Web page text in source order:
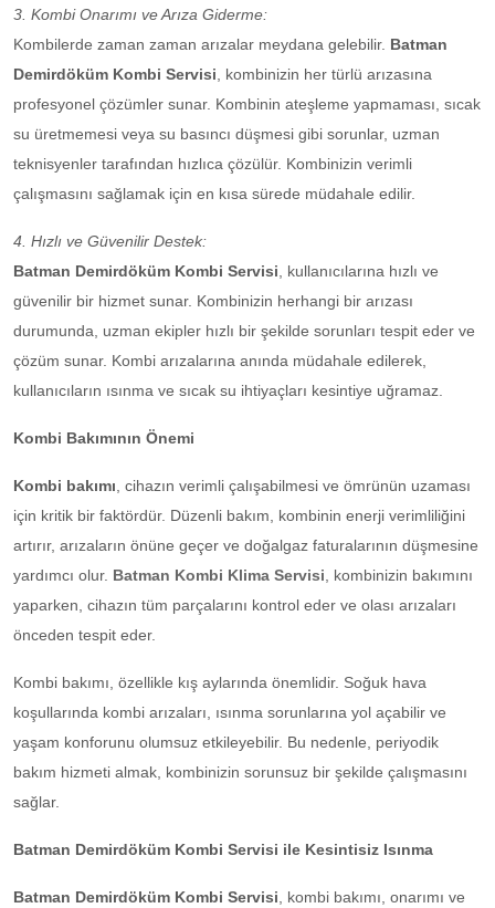
3. Kombi Onarımı ve Arıza Giderme:
Kombilerde zaman zaman arızalar meydana gelebilir. Batman
Demirdöküm Kombi Servisi, kombinizin her türlü arızasına
profesyonel çözümler sunar. Kombinin ateşleme yapmaması, sıcak
su üretmemesi veya su basıncı düşmesi gibi sorunlar, uzman
teknisyenler tarafından hızlıca çözülür. Kombinizin verimli
çalışmasını sağlamak için en kısa sürede müdahale edilir.
4. Hızlı ve Güvenilir Destek:
Batman Demirdöküm Kombi Servisi, kullanıcılarına hızlı ve
güvenilir bir hizmet sunar. Kombinizin herhangi bir arızası
durumunda, uzman ekipler hızlı bir şekilde sorunları tespit eder ve
çözüm sunar. Kombi arızalarına anında müdahale edilerek,
kullanıcıların ısınma ve sıcak su ihtiyaçları kesintiye uğramaz.
Kombi Bakımının Önemi
Kombi bakımı, cihazın verimli çalışabilmesi ve ömrünün uzaması
için kritik bir faktördür. Düzenli bakım, kombinin enerji verimliliğini
artırır, arızaların önüne geçer ve doğalgaz faturalarının düşmesine
yardımcı olur. Batman Kombi Klima Servisi, kombinizin bakımını
yaparken, cihazın tüm parçalarını kontrol eder ve olası arızaları
önceden tespit eder.
Kombi bakımı, özellikle kış aylarında önemlidir. Soğuk hava
koşullarında kombi arızaları, ısınma sorunlarına yol açabilir ve
yaşam konforunu olumsuz etkileyebilir. Bu nedenle, periyodik
bakım hizmeti almak, kombinizin sorunsuz bir şekilde çalışmasını
sağlar.
Batman Demirdöküm Kombi Servisi ile Kesintisiz Isınma
Batman Demirdöküm Kombi Servisi, kombi bakımı, onarımı ve